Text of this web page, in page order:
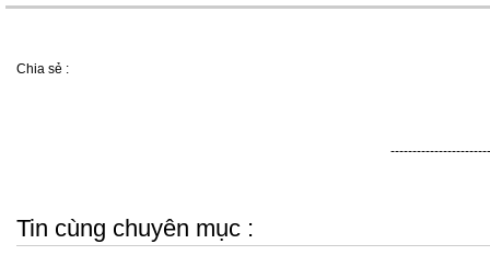
Chia sẻ :
Tin cùng chuyên mục :